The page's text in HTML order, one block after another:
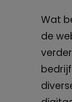
Wat
de